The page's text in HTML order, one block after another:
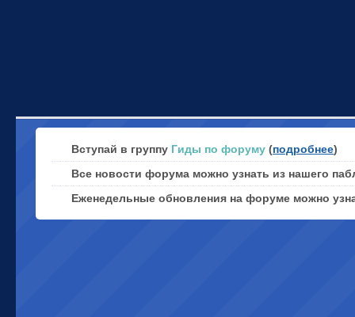
Вступай в группу Гиды по форуму (подробнее)
Все новости форума можно узнать из нашего
Еженедельные обновления на форуме можно